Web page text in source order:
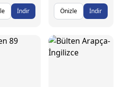
İndir
Önizle
İndir